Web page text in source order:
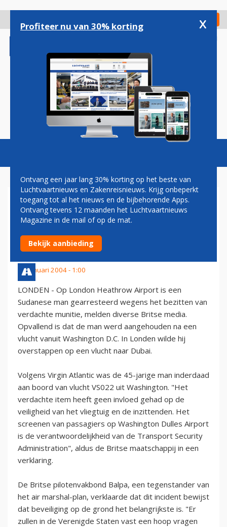
gaan
Check in
Magazine Podcasts Vacatures
SUDANEES MET MUNITIE
GEARRESTEERD OP
HEATHROW
14 januari 2004 - 1:00
LONDEN - Op London Heathrow Airport is een
Sudanese man gearresteerd wegens het bezitten van
verdachte munitie, melden diverse Britse media.
Opvallend is dat de man werd aangehouden na een
vlucht vanuit Washington D.C. In Londen wilde hij
overstappen op een vlucht naar Dubai.
Volgens Virgin Atlantic was de 45-jarige man inderdaad
aan boord van vlucht VS022 uit Washington. "Het
verdachte item heeft geen invloed gehad op de
veiligheid van het vliegtuig en de inzittenden. Het
screenen van passagiers op Washington Dulles Airport
is de verantwoordelijkheid van de Transport Security
Administration", aldus de Britse maatschappij in een
verklaring.
De Britse pilotenvakbond Balpa, een tegenstander van
het air marshal-plan, verklaarde dat dit incident bewijst
dat beveiliging op de grond het belangrijkste is. "Er
zullen in de Verenigde Staten vast een hoop vragen
Profiteer nu van 30% korting x
Ontvang een jaar lang 30% korting op het beste van
Luchtvaartnieuws en Zakenreisnieuws. Krijg onbeperkt
toegang tot al het nieuws en de bijbehorende Apps.
Ontvang tevens 12 maanden het Luchtvaartnieuws
Magazine in de mail of op de mat.
Bekijk aanbieding